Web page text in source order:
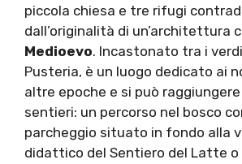
piccola chiesa e tre rifugi
dall’originalità di un’architettura
Medioevo. Incastonato tra i
Pusteria, è un luogo dedicato ai
altre epoche e si può
sentieri: un percorso nel bosco
parcheggio situato in fondo alla
didattico del Sentiero del Latte o